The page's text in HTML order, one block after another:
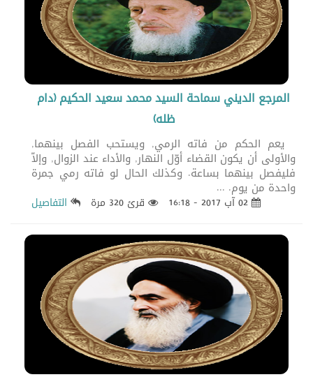
المرجع الديني سماحة السيد محمد سعيد الحكيم (دام
ظله)
يعم الحكم من فاته الرمي, ويستحب الفصل بينهما,
والأولى أن يكون القضاء أوّل النهار, والأداء عند الزوال, وإلاّ
فليفصل بينهما بساعة. وكذلك الحال لو فاته رمي جمرة
واحدة من يوم. ...
قرئ 320 مرة التفاصيل